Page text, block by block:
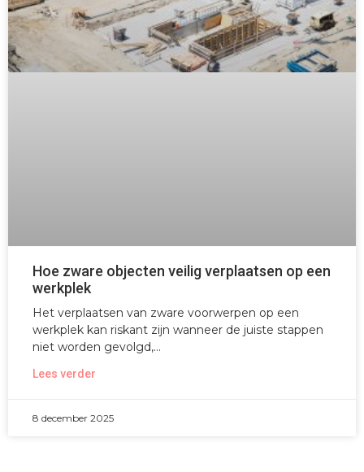
Hoe zware objecten veilig verplaatsen op een
werkplek
Het verplaatsen van zware voorwerpen op een
werkplek kan riskant zijn wanneer de juiste stappen
niet worden gevolgd,
Lees verder
8 december 2025